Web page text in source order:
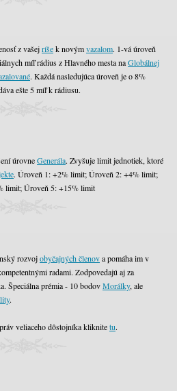
z vašejríšek novýmvazalom. 1-vá úroveň
míľ rádius z Hlavného mesta naGlobálnej
. Každá nasledujúca úroveň je o 8%
ešte 5 míľ k rádiusu.
úrovneGenerála. Zvyšuje limit jednotiek, ktoré
. Úroveň 1: +2% limit; Úroveň 2: +4% limit;
limit; Úroveň 5: +15% limit
rozvojobyčajných členova pomáha im v
radami. Zodpovedajú aj za
Špeciálna prémia - 10 bodovMorálky, ale
.
veliaceho dôstojníka kliknitetu.